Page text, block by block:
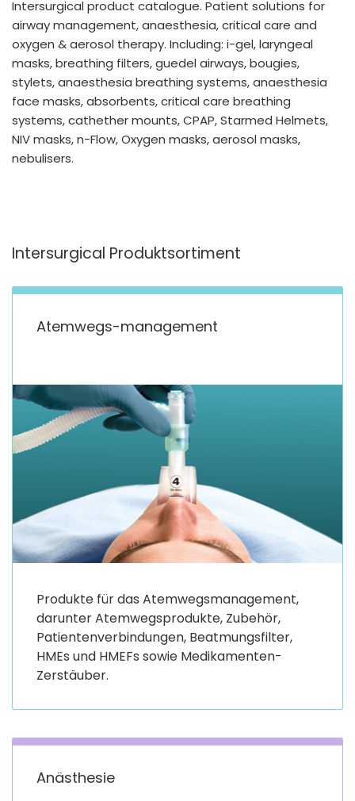
España
France
Turkey
International English
Intersurgical product catalogue. Patient solutions for
airway management, anaesthesia, critical care and
oxygen & aerosol therapy. Including: i-gel, laryngeal
masks, breathing filters, guedel airways, bougies,
stylets, anaesthesia breathing systems, anaesthesia
face masks, absorbents, critical care breathing
systems, cathether mounts, CPAP, Starmed Helmets,
NIV masks, n-Flow, Oxygen masks, aerosol masks,
nebulisers.
Intersurgical Produktsortiment
Atemwegs-management
Produkte für das Atemwegsmanagement,
darunter Atemwegsprodukte, Zubehör,
Patientenverbindungen, Beatmungsfilter,
HMEs und HMEFs sowie Medikamenten-
Zerstäuber.
Anästhesie